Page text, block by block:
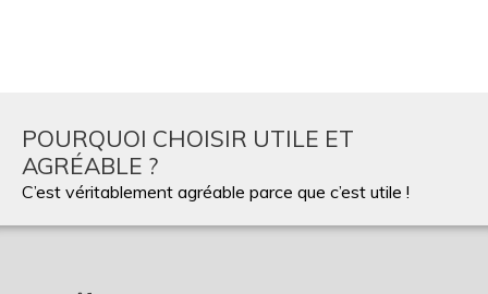
POURQUOI CHOISIR UTILE ET
AGRÉABLE ?
C’est véritablement agréable parce que c’est utile !